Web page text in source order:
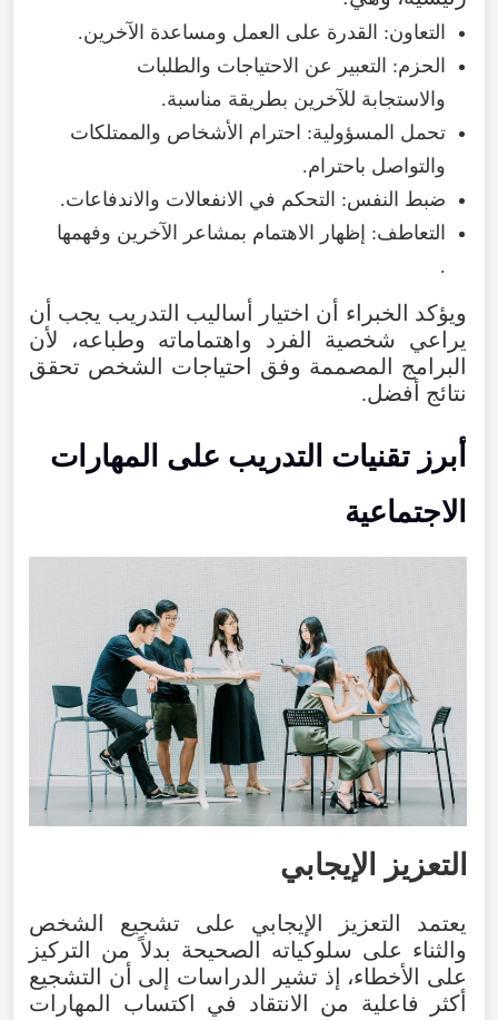
التعاون: القدرة على العمل ومساعدة الآخرين.
الحزم: التعبير عن الاحتياجات والطلبات
والاستجابة للآخرين بطريقة مناسبة.
تحمل المسؤولية: احترام الأشخاص والممتلكات
والتواصل باحترام.
ضبط النفس: التحكم في الانفعالات والاندفاعات.
التعاطف: إظهار الاهتمام بمشاعر الآخرين وفهمها
.
ويؤكد الخبراء أن اختيار أساليب التدريب يجب أن
يراعي
شخصية الفرد واهتماماته وطباعه، لأن
البرامج
المصممة وفق احتياجات الشخص تحقق
نتائج
أفضل.
أبرز تقنيات التدريب على المهارات
الاجتماعية
التعزيز الإيجابي
يعتمد التعزيز الإيجابي على تشجيع
الشخص
والثناء على سلوكياته الصحيحة بدلاً من
التركيز
على
الأخطاء، إذ تشير الدراسات إلى أن
التشجيع
أكثر
فاعلية من الانتقاد في اكتساب
المهارات